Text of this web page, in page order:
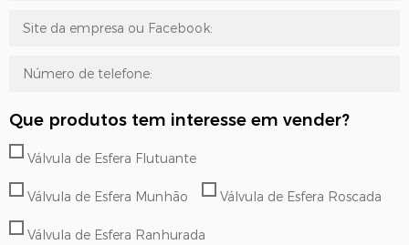
Que produtos tem interesse em vender?
Válvula de Esfera Flutuante
Válvula de Esfera Munhão Válvula de Esfera Roscada
Válvula de Esfera Ranhurada